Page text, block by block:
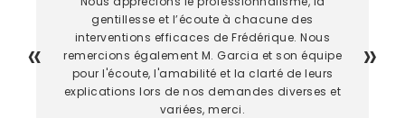
gentillesse et l’écoute à chacune des
interventions efficaces de Frédérique. Nous
remercions également M. Garcia et son équipe
pour l'écoute, l'amabilité et la clarté de leurs
explications lors de nos demandes diverses et
variées, merci.